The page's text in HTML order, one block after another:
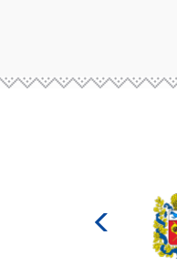
Министерство
культуры
Российской
федерации